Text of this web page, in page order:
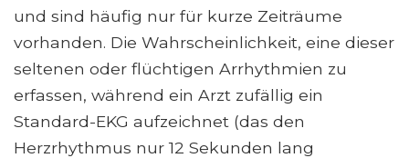
und sind häufig nur für kurze Zeiträume
vorhanden. Die Wahrscheinlichkeit, eine dieser
seltenen oder flüchtigen Arrhythmien zu
erfassen, während ein Arzt zufällig ein
Standard-EKG aufzeichnet (das den
Herzrhythmus nur 12 Sekunden lang